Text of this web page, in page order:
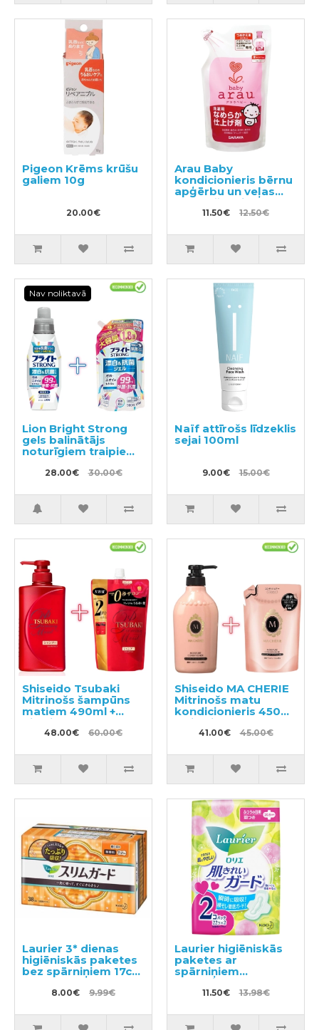
Pigeon Krēms krūšu
galiem 10g
20.00€
Arau Baby
kondicionieris bērnu
apģērbu un veļas
mazgāšanai,
pildviela 440ml
11.50€ 12.50€
Nav noliktavā
Lion Bright Strong
gels balinātājs
noturīgiem traipiem
ar antibakteriālu
efektu 510ml +
28.00€ 30.00€
Naïf attīrošs līdzeklis
sejai 100ml
9.00€ 15.00€
Shiseido Tsubaki
Mitrinošs šampūns
matiem 490ml +
pildviela 660ml
48.00€ 60.00€
Shiseido MA CHERIE
Mitrinošs matu
kondicionieris 450ml
+ pildviela 380ml
41.00€ 45.00€
Laurier 3* dienas
higiēniskās paketes
bez spārniņiem 17cm
8.00€ 9.99€
Laurier higiēniskās
paketes ar
spārniņiem
mēreniem
izdalījumiem 20,5cm
11.50€ 13.98€